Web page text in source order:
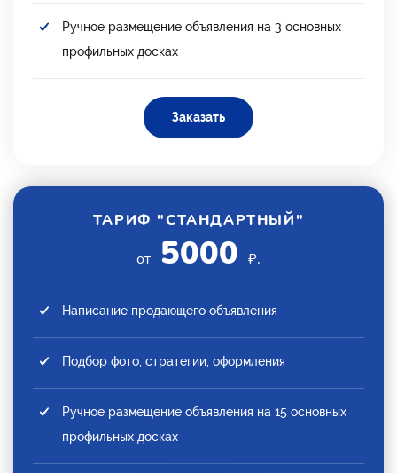
Ручное размещение объявления на 3 основных
профильных досках
Заказать
ТАРИФ "СТАНДАРТНЫЙ"
от 5000 ₽.
Написание продающего объявления
Подбор фото, стратегии, оформления
Ручное размещение объявления на 15 основных
профильных досках